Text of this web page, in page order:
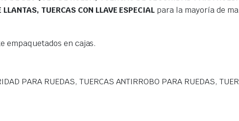
TUERCAS CON LLAVE ESPECIAL para la mayoría de
empaquetados en cajas.
PARA RUEDAS, TUERCAS ANTIRROBO PARA RUEDAS,